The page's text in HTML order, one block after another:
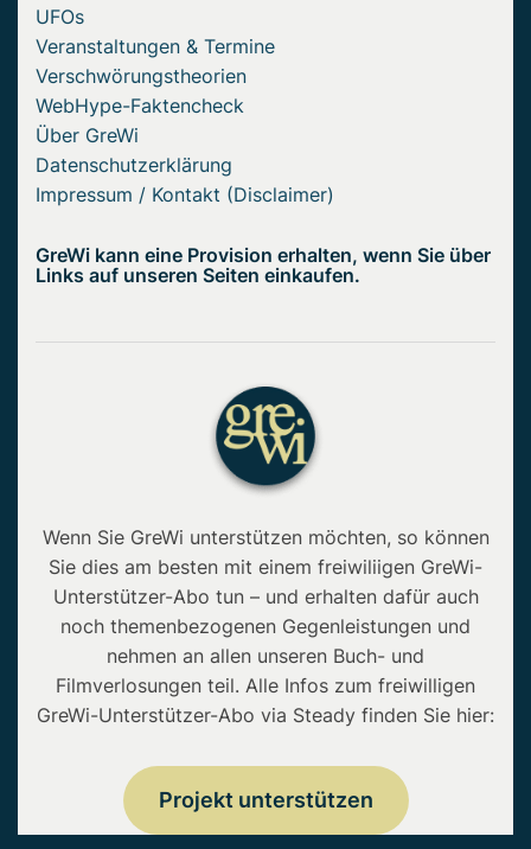
UFOs
Veranstaltungen & Termine
Verschwörungstheorien
WebHype-Faktencheck
Über GreWi
Datenschutzerklärung
Impressum / Kontakt (Disclaimer)
GreWi kann eine Provision erhalten, wenn Sie über
Links auf unseren Seiten einkaufen.
Wenn Sie GreWi unterstützen möchten, so können
Sie dies am besten mit einem freiwiliigen GreWi-
Unterstützer-Abo tun – und erhalten dafür auch
noch themenbezogenen Gegenleistungen und
nehmen an allen unseren Buch- und
Filmverlosungen teil. Alle Infos zum freiwilligen
GreWi-Unterstützer-Abo via Steady finden Sie hier:
Projekt unterstützen